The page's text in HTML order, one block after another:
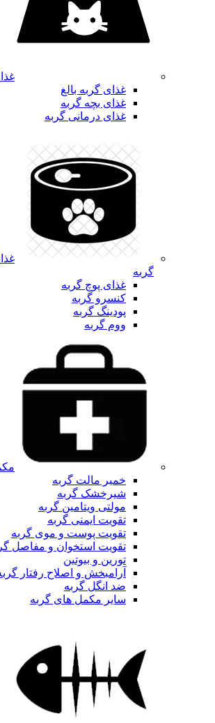
غذای گربه بالغ
غذای بچه گربه
غذای درمانی گربه
گربه
غذای پوچ گربه
کنسرو گربه
پودینگ گربه
ووم گربه
خمیر مالت گربه
شیرخشک گربه
مولتی ویتامین گربه
تقویت ایمنی گربه
تقویت پوست و موی گربه
تقویت استخوان و مفاصل
تورین و بیوتین
آرامبخش و اصلاح رفتار
ضد انگل گربه
سایر مکمل های گربه